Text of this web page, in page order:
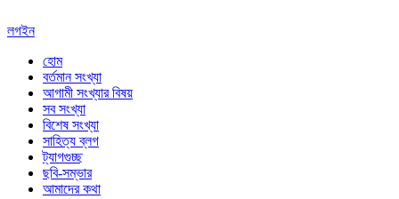
লগইন
হোম
বর্তমান সংখ্যা
আগামী সংখ্যার বিষয়
সব সংখ্যা
বিশেষ সংখ্যা
সাহিত্য ব্লগ
ট্যাগগুচ্ছ
ছবি-সম্ভার
আমাদের কথা